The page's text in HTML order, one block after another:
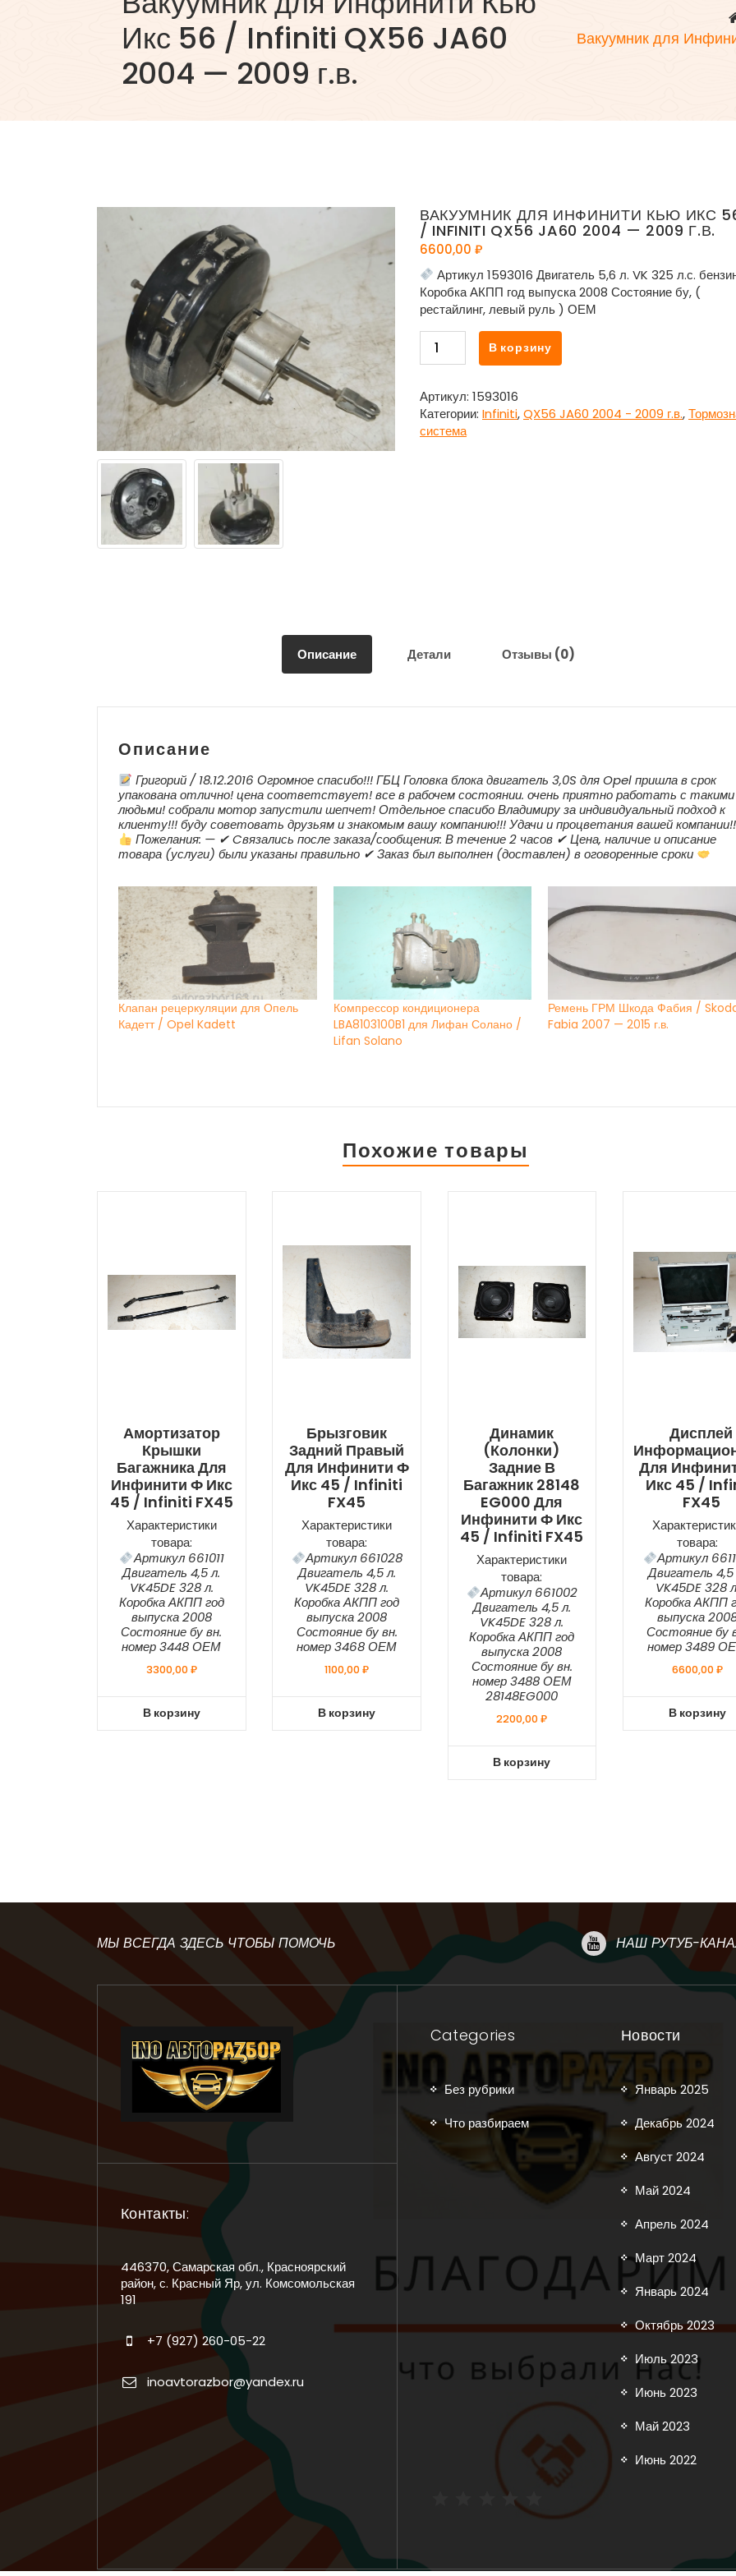
Икс 56 / Infiniti QX56 JA60
2004 — 2009 г.в.
Вакуумник для
ВАКУУМНИК ДЛЯ ИНФИНИТИ КЬЮ ИКС
/ INFINITI QX56 JA60 2004 — 2009 Г.В.
6600,00 ₽
Артикул 1593016 Двигатель 5,6 л. VK 325 л.с.
Коробка АКПП год выпуска 2008 Состояние бу, (
рестайлинг, левый руль ) ОЕМ
Количество
товара
для
Инфинити
Кью
Икс
В корзину
Артикул: 1593016
Категории: Infiniti,QX56 JA60 2004 - 2009 г.в.,
система
Описание Детали Отзывы (0)
Описание
Григорий / 18.12.2016 Огромное спасибо!!! ГБЦ Головка блока двигатель 3,0S для Opel пришла в срок
упакована отлично! цена соответствует! все в рабочем состоянии. очень приятно работать с такими
людьми! собрали мотор запустили шепчет! Отдельное спасибо Владимиру за индивидуальный подход к
клиенту!!! буду советовать друзьям и знакомым вашу компанию!!! Удачи и процветания вашей
Пожелания: — ✔ Cвязались после заказа/сообщения: В течение 2 часов ✔ Цена, наличие и описание
товара (услуги) были указаны правильно ✔ Заказ был выполнен (доставлен) в оговоренные сроки
Клапан рецеркуляции для Опель
Кадетт / Opel Kadett
Компрессор кондиционера
LBA8103100B1 для Лифан Солано /
Lifan Solano
Ремень ГРМ Шкода Фабия /
Fabia 2007 — 2015 г.в.
Похожие товары
Амортизатор
Крышки
Багажника Для
Инфинити Ф Икс
45 / Infiniti FX45
Характеристики
товара:
Артикул 661011
Двигатель 4,5 л.
VK45DE 328 л.
Коробка АКПП год
выпуска 2008
Состояние бу вн.
номер 3448 ОЕМ
3300,00₽
В корзину
Брызговик
Задний Правый
Для Инфинити Ф
Икс 45 / Infiniti
FX45
Характеристики
товара:
Артикул 661028
Двигатель 4,5 л.
VK45DE 328 л.
Коробка АКПП год
выпуска 2008
Состояние бу вн.
номер 3468 ОЕМ
1100,00₽
В корзину
Динамик
(колонки)
Задние В
Багажник 28148
EG000 Для
Инфинити Ф Икс
45 / Infiniti FX45
Характеристики
товара:
Артикул 661002
Двигатель 4,5 л.
VK45DE 328 л.
Коробка АКПП год
выпуска 2008
Состояние бу вн.
номер 3488 ОЕМ
28148EG000
2200,00₽
В корзину
Дисплей
Для
Икс 45 /
FX45
товара:
Артикул
Двигатель 4,5
VK45DE 328
Коробка АКПП
выпуска
Состояние бу
номер 3489
6600,00₽
В корзину
МЫ ВСЕГДА ЗДЕСЬ ЧТОБЫ ПОМОЧЬ НАШ РУТУБ-
Контакты:
446370, Самарская обл., Красноярский
район, с. Красный Яр, ул. Комсомольская
191
+7 (927) 260-05-22
inoavtorazbor@yandex.ru
Categories
Без рубрики
Что разбираем
Новости
Январь 2025
Декабрь 2024
Август 2024
Май 2024
Апрель 2024
Март 2024
Январь 2024
Октябрь 2023
Июль 2023
Июнь 2023
Май 2023
Июнь 2022
Рейтинг: 5 из 5.